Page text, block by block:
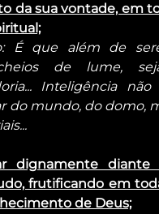
da sua vontade, em
É que além de
de lume,
Inteligência não
do mundo, do domo,
dignamente diante
frutificando em
de Deus;